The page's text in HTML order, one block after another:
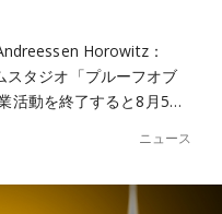
Horowitz：
タジオ「プルーフオブ
活動を終了すると8月5…
ニュース